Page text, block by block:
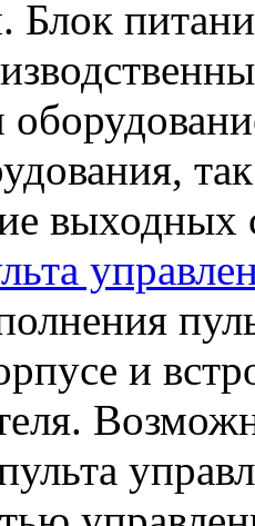
Блок
выходных
и